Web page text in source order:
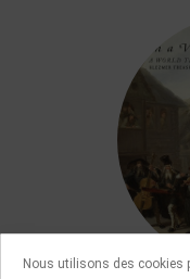
Nous utilisons des cookies